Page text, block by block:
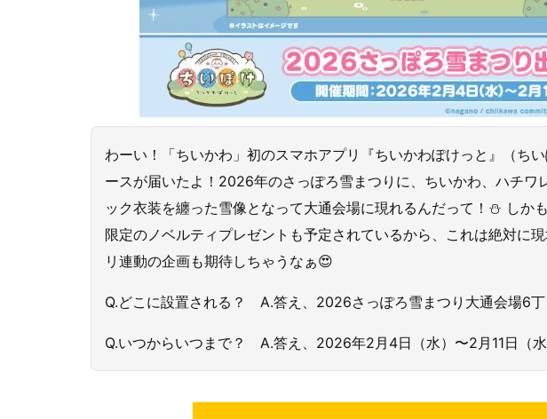
わーい！「ちいかわ」初のスマホアプリ『ちいかわぽけっと』（ち
ースが届いたよ！2026年のさっぽろ雪まつりに、ちいかわ、ハチワ
ック衣装を纏った雪像となって大通会場に現れるんだって！⛄️ しか
限定のノベルティプレゼントも予定されているから、これは絶対に
リ連動の企画も期待しちゃうなぁ😍
Q.どこに設置される？ A.答え、2026さっぽろ雪まつり大通会場6丁
Q.いつからいつまで？ A.答え、2026年2月4日（水）〜2月11日（